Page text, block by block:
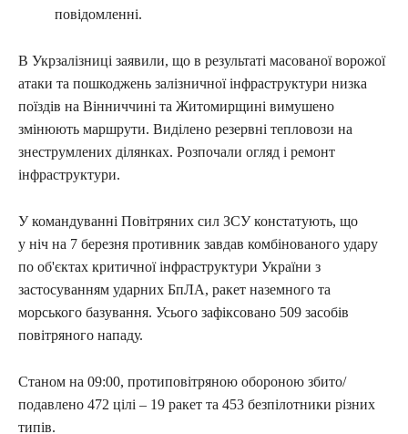
повідомленні.
В Укрзалізниці заявили, що в результаті масованої ворожої
атаки та пошкоджень залізничної інфраструктури низка
поїздів на Вінниччині та Житомирщині вимушено
змінюють маршрути. Виділено резервні тепловози на
знеструмлених ділянках. Розпочали огляд і ремонт
інфраструктури.
У командуванні Повітряних сил ЗСУ констатують, що
у ніч на 7 березня противник завдав комбінованого удару
по об'єктах критичної інфраструктури України з
застосуванням ударних БпЛА, ракет наземного та
морського базування. Усього зафіксовано 509 засобів
повітряного нападу.
Станом на 09:00, протиповітряною обороною збито/
подавлено 472 цілі – 19 ракет та 453 безпілотники різних
типів.